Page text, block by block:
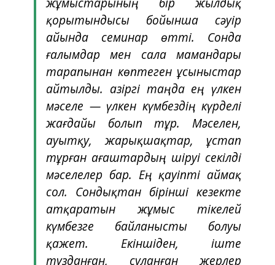
қорытындысы бойынша сәуір
айында семинар өтті. Сонда
ғалымдар мен сала мамандары
тарапынан көптеген ұсыныстар
айтылды. Қазіргі таңда ең үлкен
мәселе — үлкен күмбездің күрделі
жағдайы болып тұр. Мәселен,
ауытқу, жарықшақтар, ұстап
тұрған ағаштардың шіруі секілді
мәселелер бар. Ең қауіпті аймақ
сол. Сондықтан бірінші кезекте
атқаратын жұмыс тікелей
күмбезге байланысты болуы
қажет. Екіншіден, іште
тұзданған, суланған жерлер